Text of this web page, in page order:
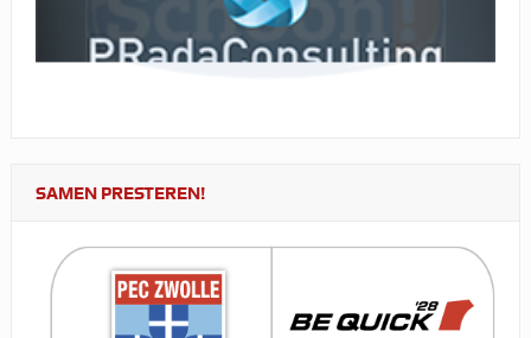
SAMEN PRESTEREN!